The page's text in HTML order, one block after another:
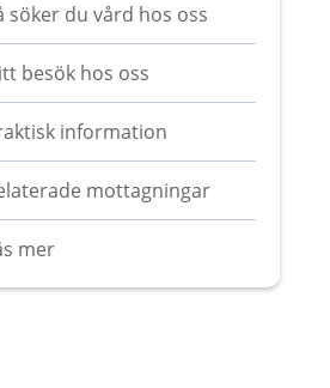
söker du vård hos oss
besök hos oss
information
mottagningar
mer